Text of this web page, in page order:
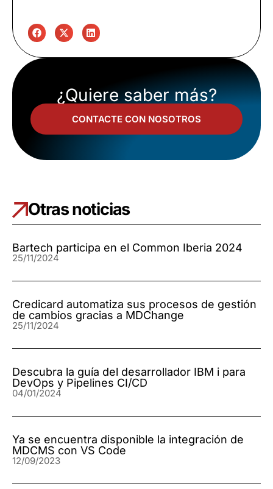
¿Quiere saber más?
CONTACTE CON NOSOTROS
Otras noticias
Bartech participa en el Common Iberia 2024
25/11/2024
Credicard automatiza sus procesos de gestión
de cambios gracias a MDChange
25/11/2024
Descubra la guía del desarrollador IBM i para
DevOps y Pipelines CI/CD
04/01/2024
Ya se encuentra disponible la integración de
MDCMS con VS Code
12/09/2023